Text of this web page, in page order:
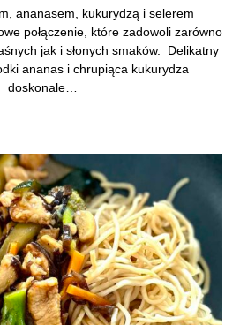
ananasem, kukurydzą i selerem
połączenie, które zadowoli zarówno
jak i słonych smaków. Delikatny
ananas i chrupiąca kukurydza
doskonale…